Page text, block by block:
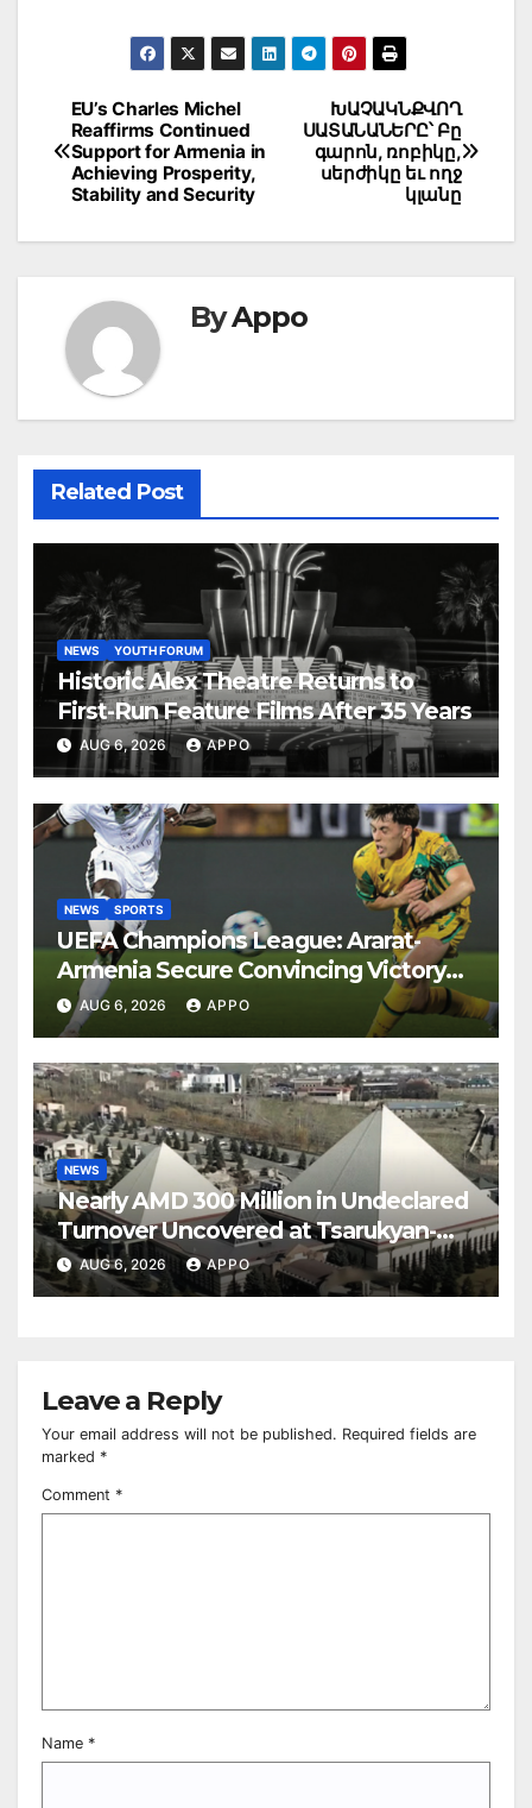
Post
navigation
ԽԱՉԱԿՆՔՎՈՂ
ՍԱՏԱՆԱՆԵՐԸ՝ Բը
գարոն, ռոբիկը,
սերժիկը եւ ողջ
կլանը
EU’s Charles Michel
Reaffirms Continued
Support for Armenia in
Achieving Prosperity,
Stability and Security
ByAppo
Related Post
NEWS YOUTH FORUM
Historic Alex Theatre Returns to
First-Run Feature Films After 35 Years
AUG 6, 2026 APPO
NEWS SPORTS
UEFA Champions League: Ararat-
Armenia Secure Convincing Victory
Over Shamrock Rovers 2-0
AUG 6, 2026 APPO
NEWS
Nearly AMD 300 Million in Undeclared
Turnover Uncovered at Tsarukyan-
Owned Entertainment Center
AUG 6, 2026 APPO
Leave a Reply
Your email address will not be published. Required fields are
marked *
Comment *
Name *